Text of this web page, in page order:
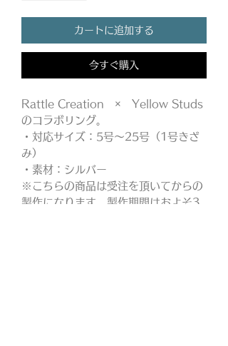
カートに追加する
今すぐ購入
Rattle Creation × Yellow Studs
のコラボリング。
・対応サイズ：5号～25号（1号きざ
み）
・素材：シルバー
※こちらの商品は受注を頂いてからの
製作になります。製作期間はおよそ3